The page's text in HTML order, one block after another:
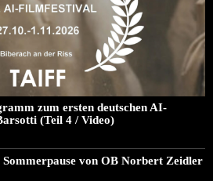
zum ersten deutschen AI-
(Teil 4 / Video)
von OB Norbert Zeidler